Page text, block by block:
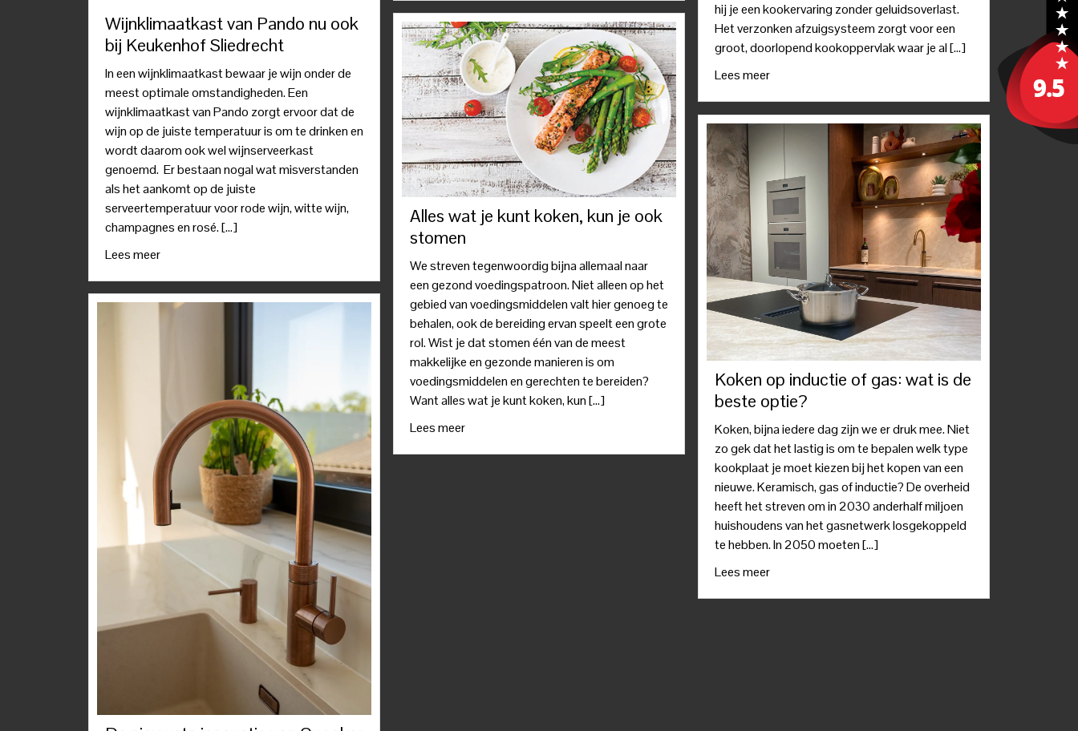
hij je een kookervaring zonder geluidsoverlast.
Het verzonken afzuigsysteem zorgt voor een
groot, doorlopend kookoppervlak waar je al […]
Lees meer
Wijnklimaatkast van Pando nu ook
bij Keukenhof Sliedrecht
In een wijnklimaatkast bewaar je wijn onder de
meest optimale omstandigheden. Een
wijnklimaatkast van Pando zorgt ervoor dat de
wijn op de juiste temperatuur is om te drinken en
wordt daarom ook wel wijnserveerkast
genoemd. Er bestaan nogal wat misverstanden
als het aankomt op de juiste
serveertemperatuur voor rode wijn, witte wijn,
champagnes en rosé. […]
Lees meer
Alles wat je kunt koken, kun je ook
stomen
We streven tegenwoordig bijna allemaal naar
een gezond voedingspatroon. Niet alleen op het
gebied van voedingsmiddelen valt hier genoeg te
behalen, ook de bereiding ervan speelt een grote
rol. Wist je dat stomen één van de meest
makkelijke en gezonde manieren is om
voedingsmiddelen en gerechten te bereiden?
Want alles wat je kunt koken, kun […]
Lees meer
Koken op inductie of gas: wat is de
beste optie?
Koken, bijna iedere dag zijn we er druk mee. Niet
zo gek dat het lastig is om te bepalen welk type
kookplaat je moet kiezen bij het kopen van een
nieuwe. Keramisch, gas of inductie? De overheid
heeft het streven om in 2030 anderhalf miljoen
huishoudens van het gasnetwerk losgekoppeld
te hebben. In 2050 moeten […]
Lees meer